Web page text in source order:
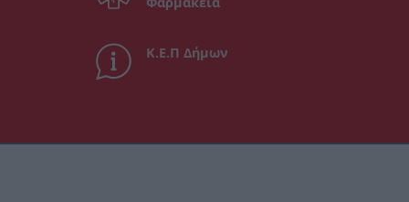
Κ.Ε.Π Δήμων